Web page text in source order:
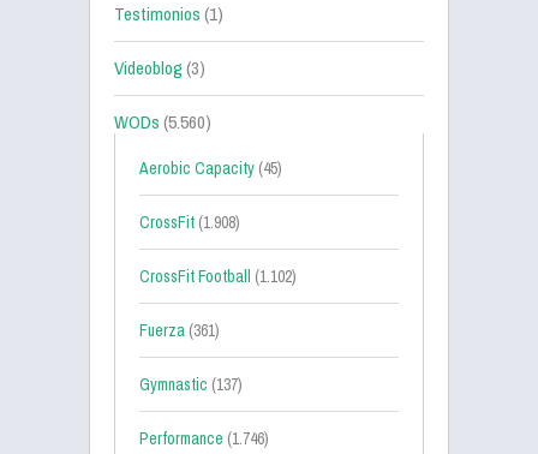
Testimonios(1)
Videoblog(3)
WODs(5.560)
Aerobic Capacity (45)
CrossFit (1.908)
CrossFit Football (1.102)
Fuerza (361)
Gymnastic (137)
Performance (1.746)